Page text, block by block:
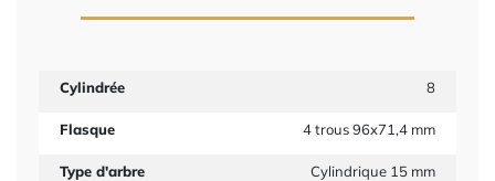
Cylindrée 8
Flasque 4 trous 96x71,4 mm
Type d'arbre Cylindrique 15 mm